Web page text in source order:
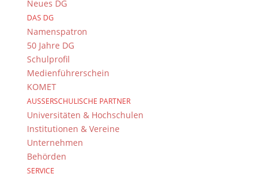
Neues DG
DAS DG
Namenspatron
50 Jahre DG
Schulprofil
Medienführerschein
KOMET
AUSSERSCHULISCHE PARTNER
Universitäten & Hochschulen
Institutionen & Vereine
Unternehmen
Behörden
SERVICE
Schulfest mit Ehrungen – Ein
gelungener Tag voller
Gemeinschaft und
Anerkennung